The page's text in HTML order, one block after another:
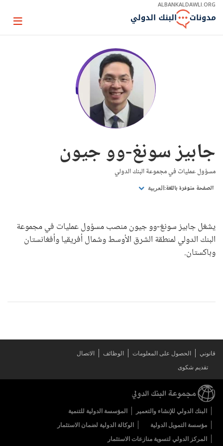
Skip
Main
ALBANKALDAWLI.ORG
Page
جابيز سونغ-وو جيون
مسؤول عمليات في مجموعة البنك الدولي
الصفحة متوفرة باللغة: العربية
يشغل جابيز سونغ-وو جيون منصب مسؤول عمليات في مجموعة
البنك الدولي لمنطقة الشرق الأوسط وشمال أفريقيا وأفغانستان
وباكستان.
قانوني الحصول على المعلومات الوظائف
الاتصال
تقديم شكوى
البنك الدولي للإنشاء والتعمير
المؤسسة الدولية للتنمية
مؤسسة التمويل الدولية
الوكالة الدولية لضمان الاستثمار
المركز الدولي لتسوية منازعات الاستثمار